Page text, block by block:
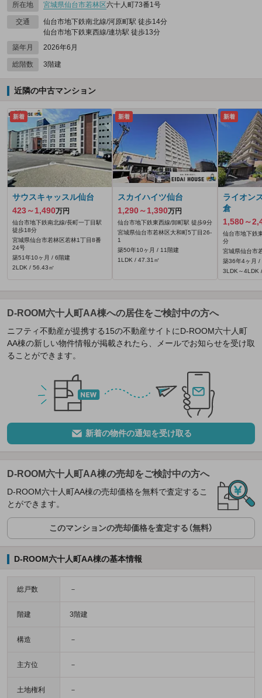
所在地 宮城県仙台市若林区六十人町73番1号
交通
仙台市地下鉄南北線/河原町駅 徒歩14分
仙台市地下鉄東西線/連坊駅 徒歩13分
築年月
2026年6月
総階数 3階建
近隣の中古マンション
新着
サウスキャッスル仙台
423～1,490万円
仙台市地下鉄南北線/長町一丁目駅
徒歩18分
宮城県仙台市若林区若林1丁目8番
24号
築51年10ヶ月 / 6階建
2LDK / 56.43㎡
新着
スカイハイツ仙台
1,290～1,390万円
仙台市地下鉄東西線/卸町駅 徒歩9分
宮城県仙台市若林区大和町5丁目26-
1
築50年10ヶ月 / 11階建
1LDK / 47.31㎡
新着
ライオン
倉
1,580～
仙台市地下鉄
分
宮城県仙台市
築36年4ヶ月 /
3LDK～4LDK
D-ROOM六十人町AA棟への居住をご検討中の方へ
ニフティ不動産が提携する15の不動産サイトにD-ROOM六十人町
AA棟の新しい物件情報が掲載されたら、メールでお知らせを受け取
ることができます。
新着の物件の通知を受け取る
D-ROOM六十人町AA棟の売却をご検討中の方へ
D-ROOM六十人町AA棟の売却価格を無料で査定するこ
とができます。
このマンションの売却価格を査定する（無料）
D-ROOM六十人町AA棟の基本情報
総戸数 －
階建 3階建
構造 －
主方位 －
土地権利 －